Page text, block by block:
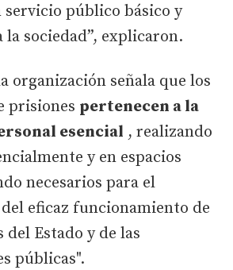
público básico y
sociedad”, explicaron.
organización señala que los
prisiones pertenecen a la
esencial , realizando
y en espacios
necesarios para el
eficaz funcionamiento de
Estado y de las
públicas".